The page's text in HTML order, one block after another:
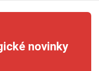
novinky